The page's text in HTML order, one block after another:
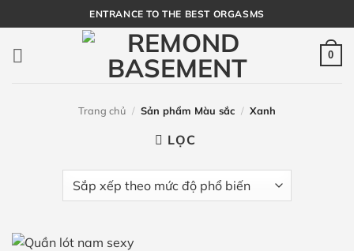
qua
nội
dung
ENTRANCE TO THE BEST ORGASMS
0
Trang chủ / Sản phẩm Màu sắc / Xanh
LỌC